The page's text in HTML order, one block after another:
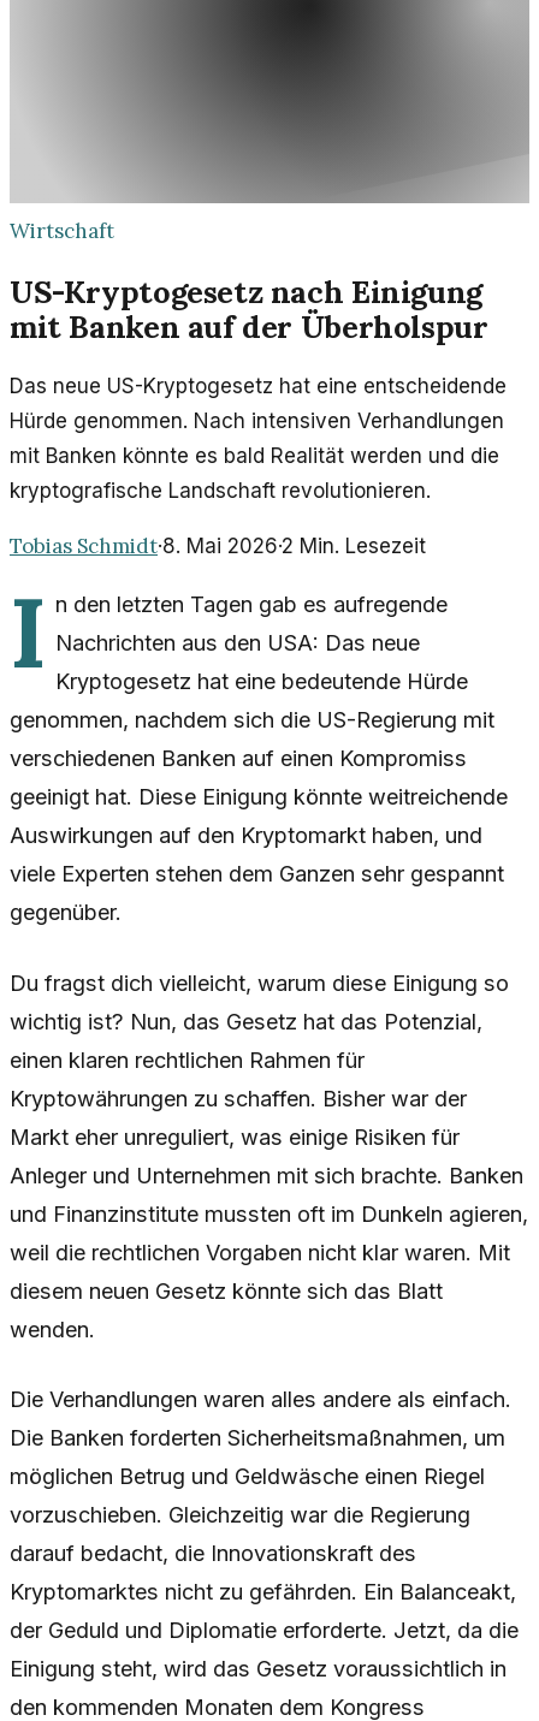
Wirtschaft
US-Kryptogesetz nach Einigung
mit Banken auf der Überholspur
Das neue US-Kryptogesetz hat eine entscheidende
Hürde genommen. Nach intensiven Verhandlungen
mit Banken könnte es bald Realität werden und die
kryptografische Landschaft revolutionieren.
Tobias Schmidt·8. Mai 2026·2 Min. Lesezeit
I n den letzten Tagen gab es aufregende
Nachrichten aus den USA: Das neue
Kryptogesetz hat eine bedeutende Hürde
genommen, nachdem sich die US-Regierung mit
verschiedenen Banken auf einen Kompromiss
geeinigt hat. Diese Einigung könnte weitreichende
Auswirkungen auf den Kryptomarkt haben, und
viele Experten stehen dem Ganzen sehr gespannt
gegenüber.
Du fragst dich vielleicht, warum diese Einigung so
wichtig ist? Nun, das Gesetz hat das Potenzial,
einen klaren rechtlichen Rahmen für
Kryptowährungen zu schaffen. Bisher war der
Markt eher unreguliert, was einige Risiken für
Anleger und Unternehmen mit sich brachte. Banken
und Finanzinstitute mussten oft im Dunkeln agieren,
weil die rechtlichen Vorgaben nicht klar waren. Mit
diesem neuen Gesetz könnte sich das Blatt
wenden.
Die Verhandlungen waren alles andere als einfach.
Die Banken forderten Sicherheitsmaßnahmen, um
möglichen Betrug und Geldwäsche einen Riegel
vorzuschieben. Gleichzeitig war die Regierung
darauf bedacht, die Innovationskraft des
Kryptomarktes nicht zu gefährden. Ein Balanceakt,
der Geduld und Diplomatie erforderte. Jetzt, da die
Einigung steht, wird das Gesetz voraussichtlich in
den kommenden Monaten dem Kongress